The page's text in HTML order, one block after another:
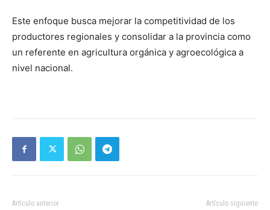
Este enfoque busca mejorar la competitividad de los
productores regionales y consolidar a la provincia como
un referente en agricultura orgánica y agroecológica a
nivel nacional.
Artículo anterior Artículo siguiente